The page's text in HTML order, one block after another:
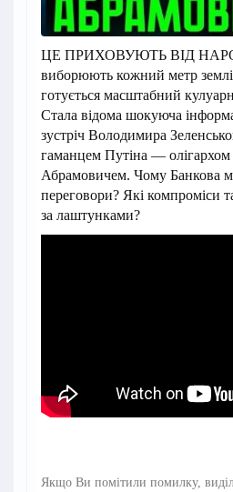
ЦЕ ПРИХОВУЮТЬ ВІД
виборюють кожний метр
готується масштабний
Стала відома шокуюча
зустріч Володимира
гаманцем Путіна —
Абрамовичем. Чому Банкова
переговори? Які компроміси
за лаштунками?
Якщо Ви помітили помилку,